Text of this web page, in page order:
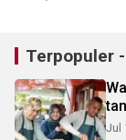
Terpopuler
Jul